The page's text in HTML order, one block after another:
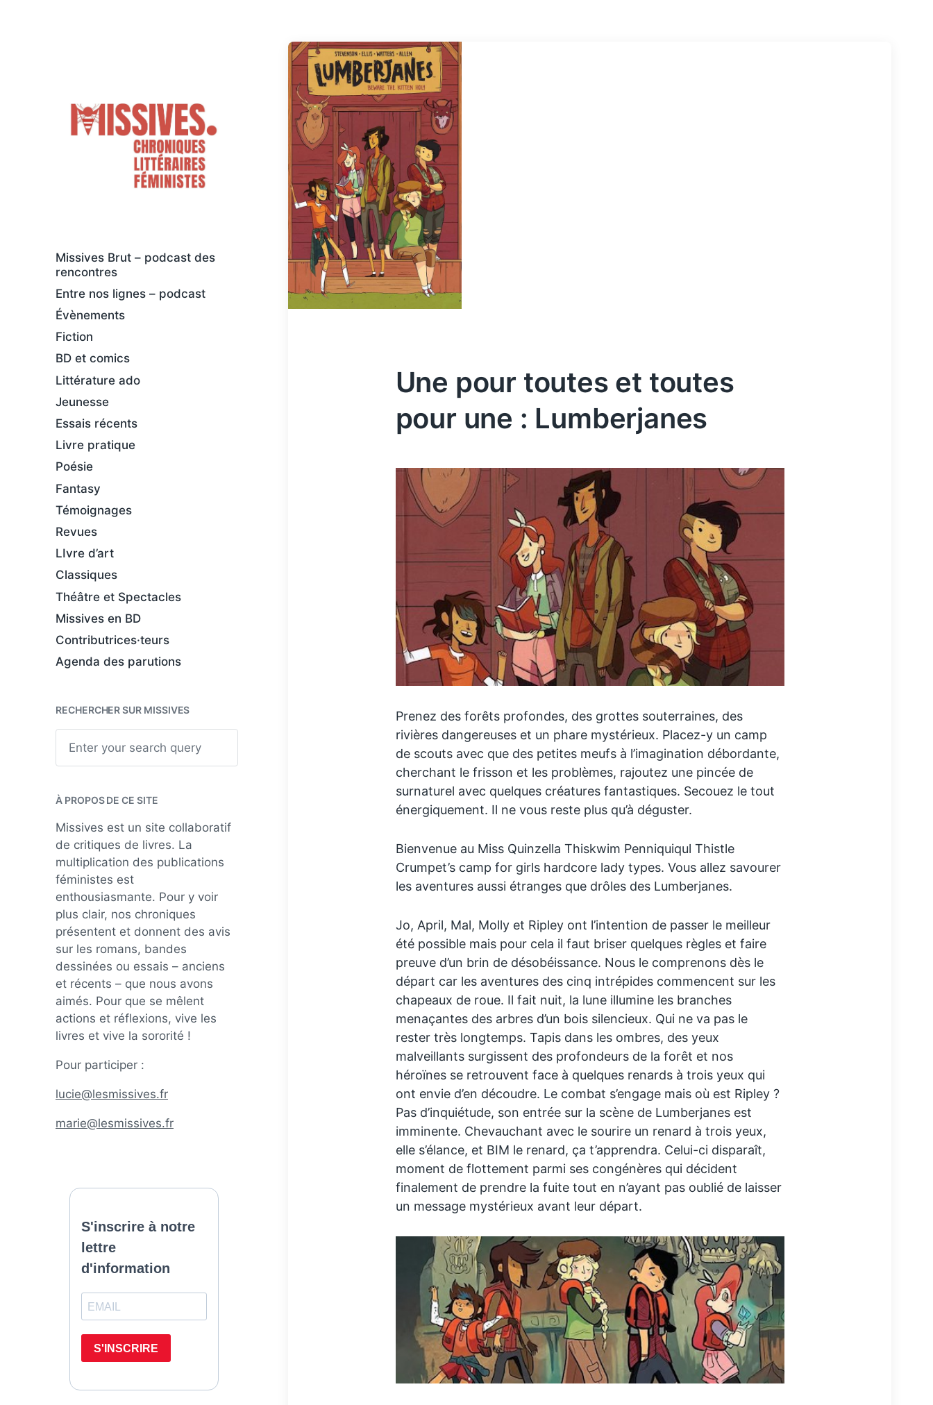
large
Missives Brut – podcast des
rencontres
Entre nos lignes – podcast
Évènements
Fiction
BD et comics
Littérature ado
Jeunesse
Essais récents
Livre pratique
Poésie
Fantasy
Témoignages
Revues
LIvre d’art
Classiques
Théâtre et Spectacles
Missives en BD
Contributrices·teurs
Agenda des parutions
RECHERCHER SUR MISSIVES
h
À PROPOS DE CE SITE
Missives est un site collaboratif
de critiques de livres. La
multiplication des publications
féministes est
enthousiasmante. Pour y voir
plus clair, nos chroniques
présentent et donnent des avis
sur les romans, bandes
dessinées ou essais – anciens
et récents – que nous avons
aimés. Pour que se mêlent
actions et réflexions, vive les
livres et vive la sororité !
Pour participer :
lucie@lesmissives.fr
marie@lesmissives.fr
Une pour toutes et toutes
pour une : Lumberjanes
Prenez des forêts profondes, des grottes souterraines, des
rivières dangereuses et un phare mystérieux. Placez-y un camp
de scouts avec que des petites meufs à l’imagination débordante,
cherchant le frisson et les problèmes, rajoutez une pincée de
surnaturel avec quelques créatures fantastiques. Secouez le tout
énergiquement. Il ne vous reste plus qu’à déguster.
Bienvenue au Miss Quinzella Thiskwim Penniquiqul Thistle
Crumpet’s camp for girls hardcore lady types. Vous allez savourer
les aventures aussi étranges que drôles des Lumberjanes.
Jo, April, Mal, Molly et Ripley ont l’intention de passer le meilleur
été possible mais pour cela il faut briser quelques règles et faire
preuve d’un brin de désobéissance. Nous le comprenons dès le
départ car les aventures des cinq intrépides commencent sur les
chapeaux de roue. Il fait nuit, la lune illumine les branches
menaçantes des arbres d’un bois silencieux. Qui ne va pas le
rester très longtemps. Tapis dans les ombres, des yeux
malveillants surgissent des profondeurs de la forêt et nos
héroïnes se retrouvent face à quelques renards à trois yeux qui
ont envie d’en découdre. Le combat s’engage mais où est Ripley ?
Pas d’inquiétude, son entrée sur la scène de Lumberjanes est
imminente. Chevauchant avec le sourire un renard à trois yeux,
elle s’élance, et BIM le renard, ça t’apprendra. Celui-ci disparaît,
moment de flottement parmi ses congénères qui décident
finalement de prendre la fuite tout en n’ayant pas oublié de laisser
un message mystérieux avant leur départ.